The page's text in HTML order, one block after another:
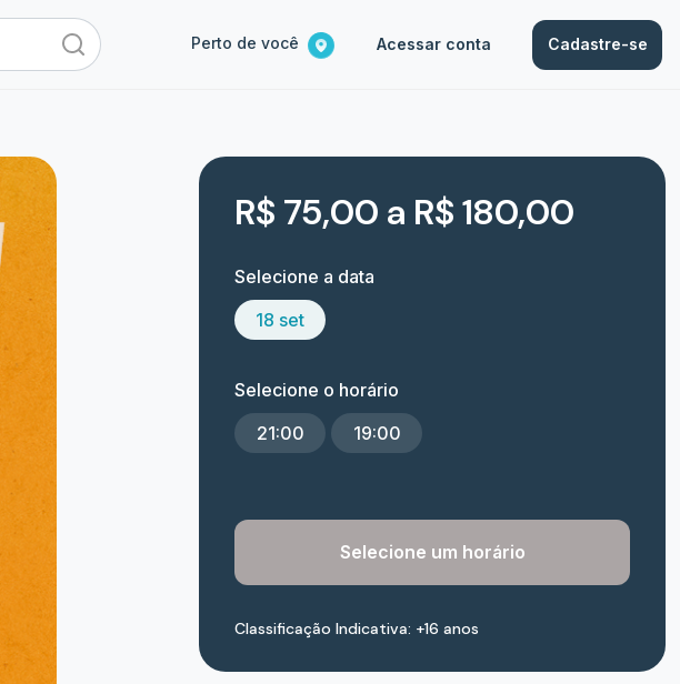
Perto de você Acessar conta Cadastre-se
R$ 75,00 a R$ 180,00
Selecione a data
18 set
Selecione o horário
21:00
19:00
Selecione um horário
Classificação Indicativa: +16 anos